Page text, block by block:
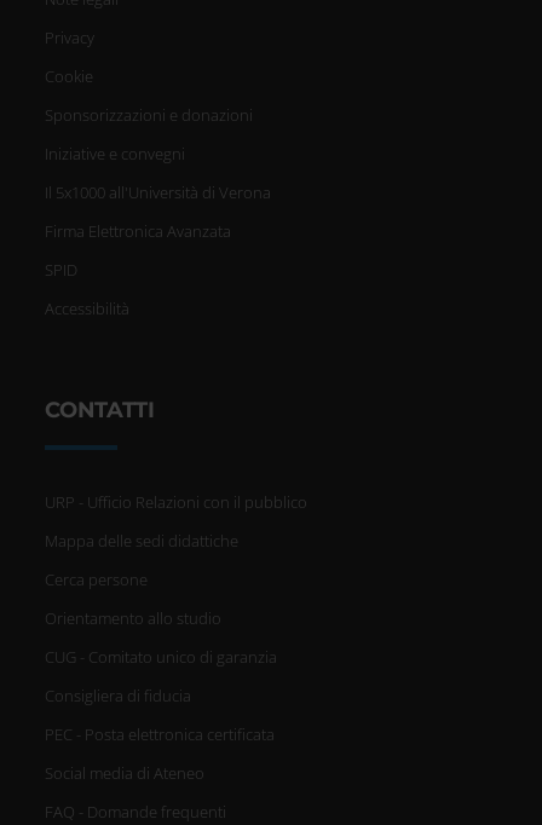
Privacy
Cookie
Sponsorizzazioni e donazioni
Iniziative e convegni
Il 5x1000 all'Università di Verona
Firma Elettronica Avanzata
SPID
Accessibilità
CONTATTI
URP - Ufficio Relazioni con il pubblico
Mappa delle sedi didattiche
Cerca persone
Orientamento allo studio
CUG - Comitato unico di garanzia
Consigliera di fiducia
PEC - Posta elettronica certificata
Social media di Ateneo
FAQ - Domande frequenti